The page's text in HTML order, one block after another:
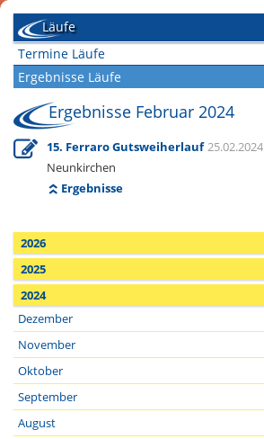
Läufe
Termine Läufe
Ergebnisse Läufe
Ergebnisse Februar 2024
15. Ferraro Gutsweiherlauf 25.02.2024
Neunkirchen
Ergebnisse
2026
2025
2024
Dezember
November
Oktober
September
August